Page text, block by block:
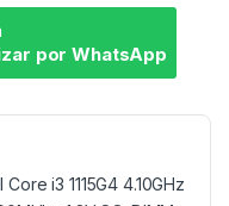
por WhatsApp
i3 1115G4 4.10GHz